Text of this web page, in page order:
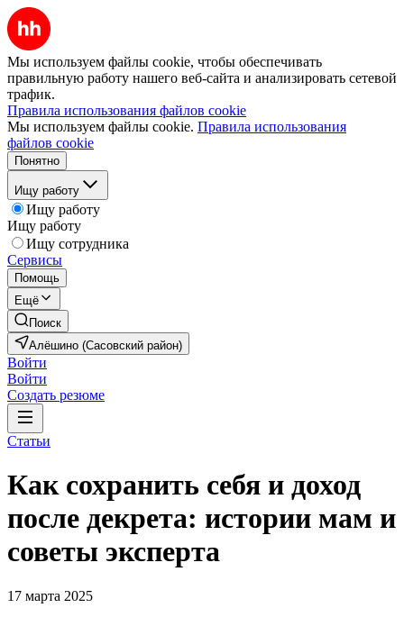
Мы используем файлы cookie, чтобы обеспечивать
правильную работу нашего веб-сайта и анализировать сетевой
трафик.
Правила использования файлов cookie
Мы используем файлы cookie. Правила использования
файлов cookie
Понятно
Ищу работу
Ищу работу
Ищу работу
Ищу сотрудника
Сервисы
Помощь
Ещё
Поиск
Алёшино (Сасовский район)
Войти
Войти
Создать резюме
Статьи
Как сохранить себя и доход
после декрета: истории мам и
советы эксперта
17 марта 2025